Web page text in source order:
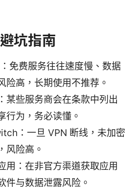
坑指南
免费服务往往速度慢、数据
险高，长期使用不推荐。
某些服务商会在条款中列出
行为，务必读懂。
：一旦 VPN 断线，未加密
风险高。
用：在非官方渠道获取应用
件与数据泄露风险。